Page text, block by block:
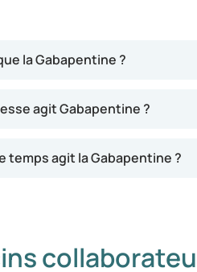
la Gabapentine ?
agit Gabapentine ?
temps agit la Gabapentine ?